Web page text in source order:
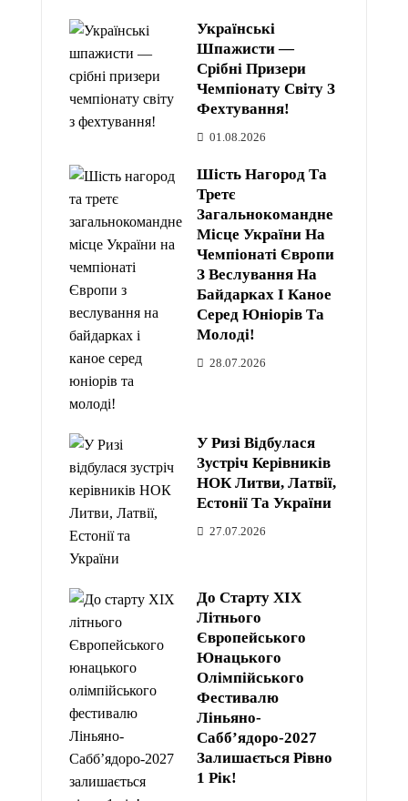
Українські
Шпажисти —
Срібні Призери
Чемпіонату Світу З
Фехтування!
01.08.2026
Шість Нагород Та
Третє
Загальнокомандне
Місце України На
Чемпіонаті Європи
З Веслування На
Байдарках І Каное
Серед Юніорів Та
Молоді!
28.07.2026
У Ризі Відбулася
Зустріч Керівників
НОК Литви, Латвії,
Естонії Та України
27.07.2026
До Старту XIX
Літнього
Європейського
Юнацького
Олімпійського
Фестивалю
Ліньяно-
Сабб’ядоро-2027
Залишається Рівно
1 Рік!